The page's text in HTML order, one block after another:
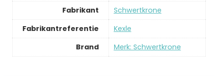
Fabrikant
‎Schwertkrone
Fabrikantreferentie
‎Kexle
Brand
Merk: Schwertkrone